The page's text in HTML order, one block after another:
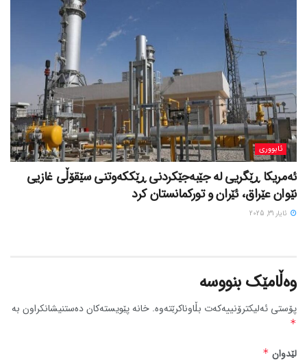
ئابووری
ئەمریکا ڕێگریی لە جێبەجێکردنی ڕێککەوتنی سێقۆڵی غازیی
نێوان عێراق، ئێران و تورکمانستان کرد
ئایار 31, 2025
وەڵامێک بنووسە
پۆستی ئەلیکترۆنییەکەت بڵاوناکرێتەوە. خانە پێویستەکان دەستنیشانکراون بە
*
لێدوان *